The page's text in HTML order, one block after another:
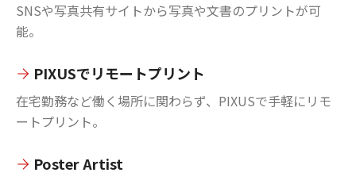
SNSや写真共有サイトから写真や文書のプリントが可
能。
PIXUSでリモートプリント
在宅勤務など働く場所に関わらず、PIXUSで手軽にリモ
ートプリント。
Poster Artist